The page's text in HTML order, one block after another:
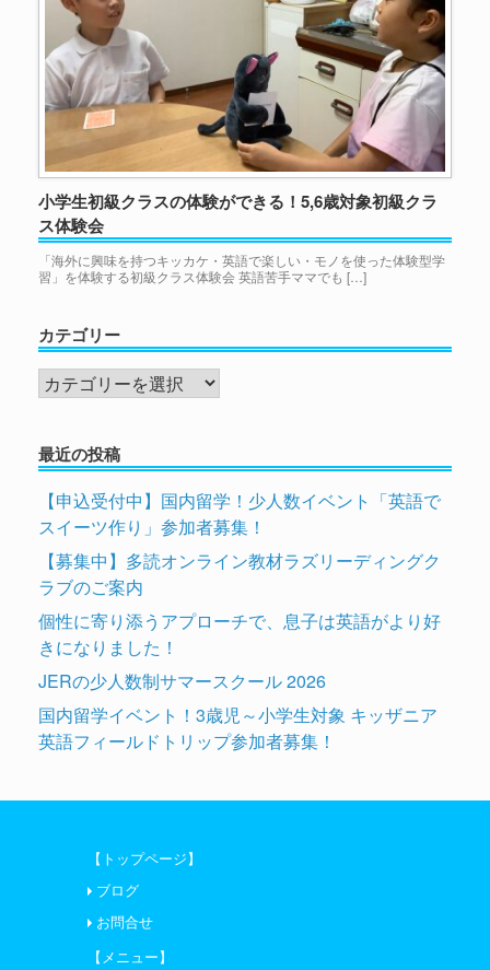
小学生初級クラスの体験ができる！5,6歳対象初級クラ
ス体験会
「海外に興味を持つキッカケ・英語で楽しい・モノを使った体験型学
習」を体験する初級クラス体験会 英語苦手ママでも […]
カテゴリー
カ
テ
リ
最近の投稿
【申込受付中】国内留学！少人数イベント「英語で
スイーツ作り」参加者募集！
【募集中】多読オンライン教材ラズリーディングク
ラブのご案内
個性に寄り添うアプローチで、息子は英語がより好
きになりました！
JERの少人数制サマースクール 2026
国内留学イベント！3歳児～小学生対象 キッザニア
英語フィールドトリップ参加者募集！
【トップページ】
ブログ
お問合せ
【メニュー】